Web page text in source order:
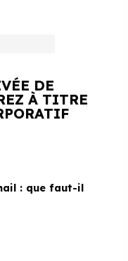
DE
À TITRE